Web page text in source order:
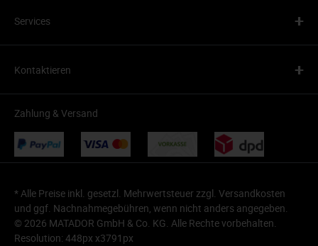
Services +
Kontaktieren +
Zahlung & Versand
* Alle Preise inkl. gesetzl. Mehrwertsteuer zzgl. Versandkosten
und ggf. Nachnahmegebühren, wenn nicht anders angegeben.
© 2026 MATADOR GmbH & Co. KG. Alle Rechte vorbehalten.
Resolution: 448px x3791px